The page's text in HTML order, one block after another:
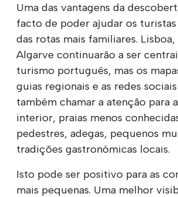
Uma das vantagens da
facto de poder ajudar os
das rotas mais familiares.
Algarve continuarão a ser
turismo português, mas os
guias regionais e as redes
também chamar a atenção para
interior, praias menos
pedestres, adegas, pequenos
tradições gastronómicas locais.
Isto pode ser positivo para as
mais pequenas. Uma melhor